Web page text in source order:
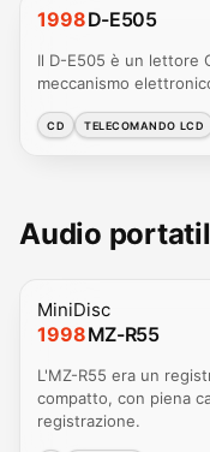
1998D-E505
Il D-E505 è un lettore
meccanismo
CD TELECOMANDO LCD
Audio
MiniDisc
1998MZ-R55
L'MZ-R55 era un
compatto, con piena
registrazione.